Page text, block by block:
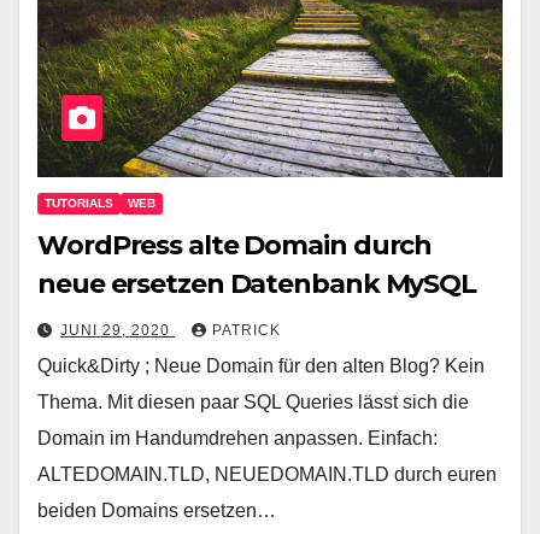
TUTORIALS WEB
WordPress alte Domain durch
neue ersetzen Datenbank MySQL
JUNI 29, 2020 PATRICK
Quick&Dirty ; Neue Domain für den alten Blog? Kein
Thema. Mit diesen paar SQL Queries lässt sich die
Domain im Handumdrehen anpassen. Einfach:
ALTEDOMAIN.TLD, NEUEDOMAIN.TLD durch euren
beiden Domains ersetzen…